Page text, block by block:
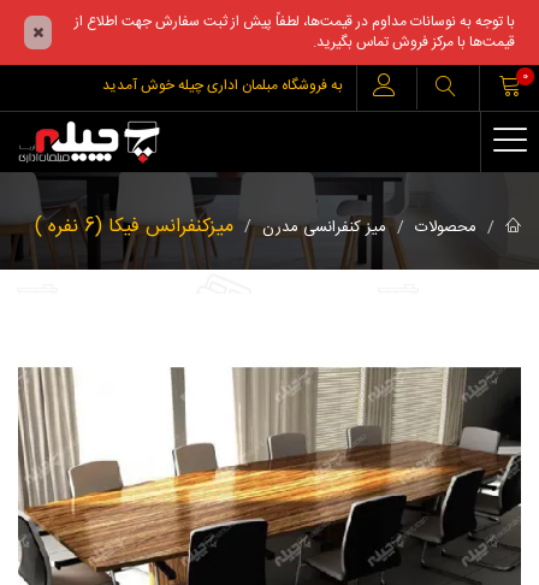
با توجه به نوسانات مداوم در قیمت‌ها، لطفاً پیش از ثبت سفارش جهت اطلاع از
قیمت‌ها با مرکز فروش تماس بگیرید.
به فروشگاه مبلمان اداری چیله خوش آمدید
0
محصولات میز کنفرانسی مدرن میزکنفرانس فیکا (6 نفره )